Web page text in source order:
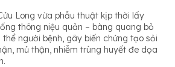
Long vừa phẫu thuật kịp thời lấy
thông niệu quản – bàng quang bỏ
người bệnh, gây biến chứng tạo sỏi
mủ thận, nhiễm trùng huyết đe dọa